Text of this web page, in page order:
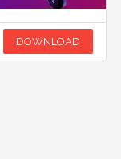
DOWNLOAD